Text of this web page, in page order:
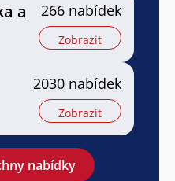
a
266 nabídek
Zobrazit
2030 nabídek
Zobrazit
nabídky